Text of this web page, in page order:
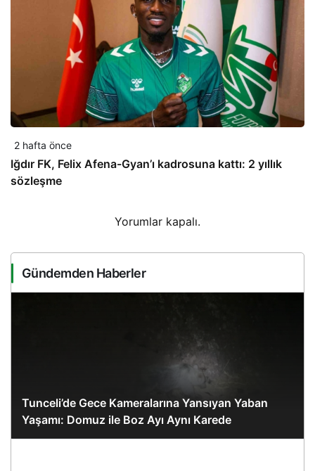
2 hafta önce
Iğdır FK, Felix Afena-Gyan’ı kadrosuna kattı: 2 yıllık
sözleşme
Yorumlar kapalı.
Gündemden Haberler
Tunceli’de Gece Kameralarına Yansıyan Yaban
Yaşamı: Domuz ile Boz Ayı Aynı Karede